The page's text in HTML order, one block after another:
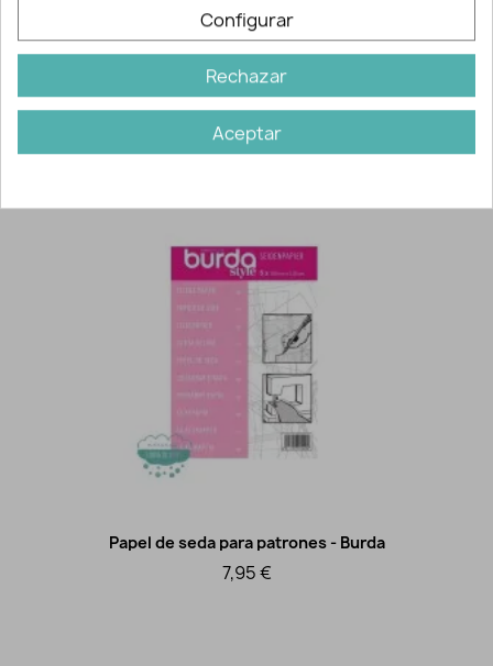
Información adicional
Marca:
Mercería Lluvia de Ideas
Vista rápida
Papel de seda para patrones - Burda
7,95 €
Configurar
Rechazar
Aceptar